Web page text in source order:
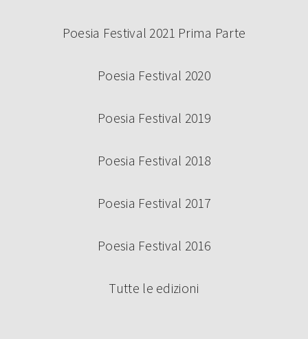
Poesia Festival 2021 Prima Parte
Poesia Festival 2020
Poesia Festival 2019
Poesia Festival 2018
Poesia Festival 2017
Poesia Festival 2016
Tutte le edizioni